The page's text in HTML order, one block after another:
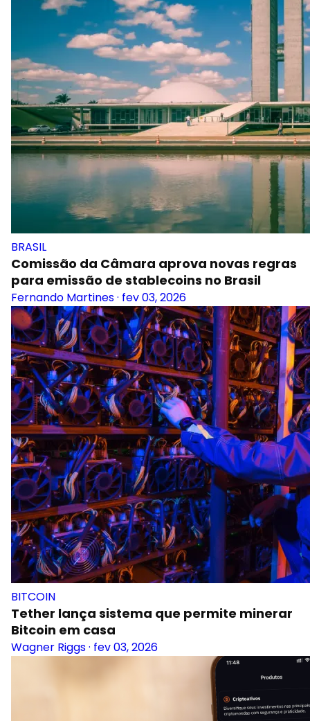
BRASIL
Comissão da Câmara aprova novas regras
para emissão de stablecoins no Brasil
Fernando Martines· fev 03, 2026
BITCOIN
Tether lança sistema que permite minerar
Bitcoin em casa
Wagner Riggs· fev 03, 2026